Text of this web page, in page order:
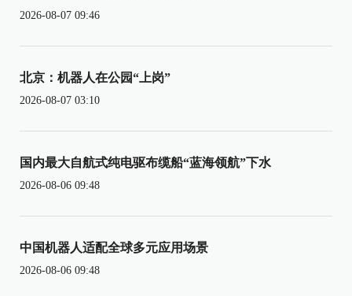
2026-08-07 09:46
北京：机器人在公园“上岗”
2026-08-07 03:10
国内最大自航式纯电驱布缆船“蓝海领航”下水
2026-08-06 09:48
中国机器人适配全球多元应用场景
2026-08-06 09:48